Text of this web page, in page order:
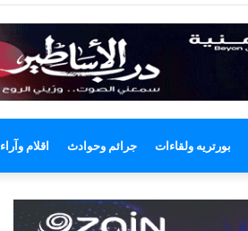
بورتريه ولقاءات جرائم وحوادث اقلام وآراء